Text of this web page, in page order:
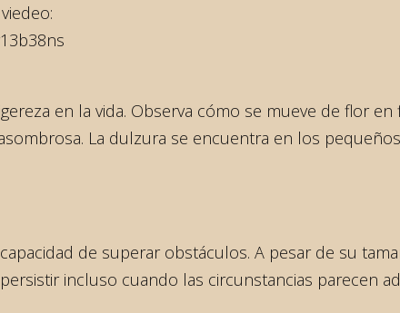
en la vida. Observa cómo se mueve de flor
La dulzura se encuentra en los
de superar obstáculos. A pesar de su
incluso cuando las circunstancias parecen